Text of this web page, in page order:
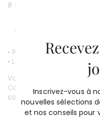
8 x 8 mm
• Paiement par CB
• Livraison gratuite.
Vous souhaitez
Contactez-nous au01 53
Inscrivez-vous à
nouvelles sélections
et nos conseils pour